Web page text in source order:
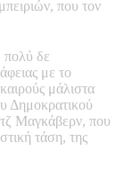
που τον
πολύ δε
με το
μάλιστα
Δημοκρατικού
Μαγκάβερν, που
τάση, της